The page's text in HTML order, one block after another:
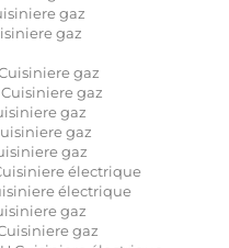
gaz
gaz
gaz
Cuisiniere gaz
gaz
gaz
gaz
électrique
électrique
gaz
gaz